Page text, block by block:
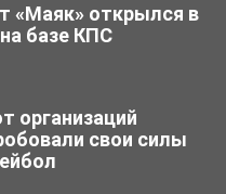
«Маяк» открылся в
базе КПС
организаций
свои силы